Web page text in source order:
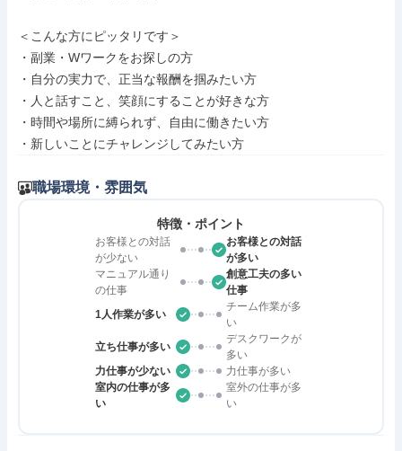
＜こんな方にピッタリです＞
・副業・Wワークをお探しの方
・自分の実力で、正当な報酬を掴みたい方
・人と話すこと、笑顔にすることが好きな方
・時間や場所に縛られず、自由に働きたい方
・新しいことにチャレンジしてみたい方
職場環境・雰囲気
特徴・ポイント
お客様との対話
が少ない
お客様との対話
が多い
マニュアル通り
の仕事
創意工夫の多い
仕事
1人作業が多い
チーム作業が多
い
立ち仕事が多い
デスクワークが
多い
力仕事が少ない
力仕事が多い
室内の仕事が多
い
室外の仕事が多
い